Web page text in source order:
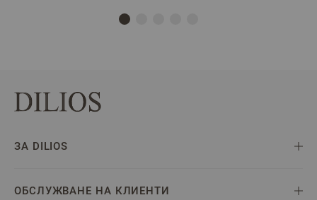
ЗА DILIOS
ОБСЛУЖВАНЕ НА КЛИЕНТИ